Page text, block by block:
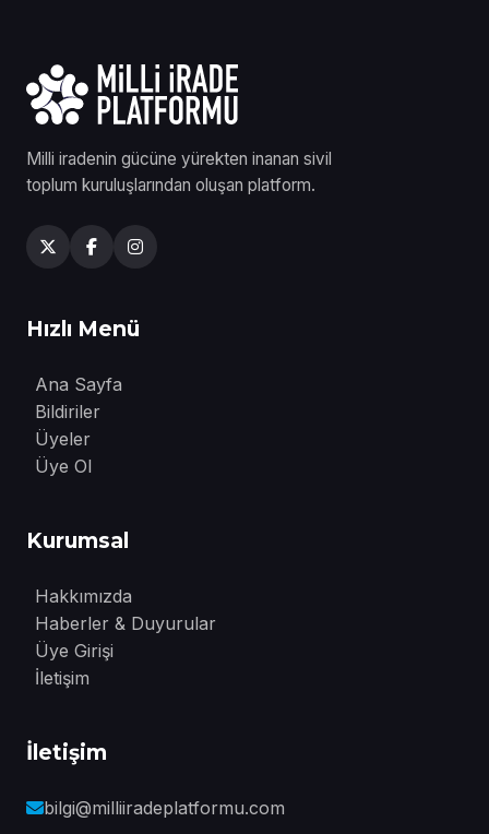
Milli iradenin gücüne yürekten inanan sivil
toplum kuruluşlarından oluşan platform.
Hızlı Menü
Ana Sayfa
Bildiriler
Üyeler
Üye Ol
Kurumsal
Hakkımızda
Haberler & Duyurular
Üye Girişi
İletişim
İletişim
bilgi@milliiradeplatformu.com